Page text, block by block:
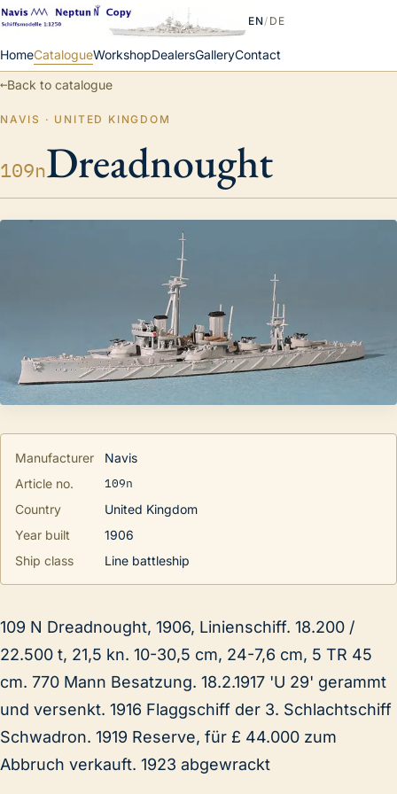
HomeCatalogueWorkshopDealersGalleryContact
EN/ DE
←Back to catalogue
NAVIS · UNITED KINGDOM
109nDreadnought
Manufacturer
Navis
Article no.
109n
Country
United Kingdom
Year built
1906
Ship class
Line battleship
109 N Dreadnought, 1906, Linienschiff. 18.200 /
22.500 t, 21,5 kn. 10-30,5 cm, 24-7,6 cm, 5 TR 45
cm. 770 Mann Besatzung. 18.2.1917 'U 29' gerammt
und versenkt. 1916 Flaggschiff der 3. Schlachtschiff
Schwadron. 1919 Reserve, für £ 44.000 zum
Abbruch verkauft. 1923 abgewrackt